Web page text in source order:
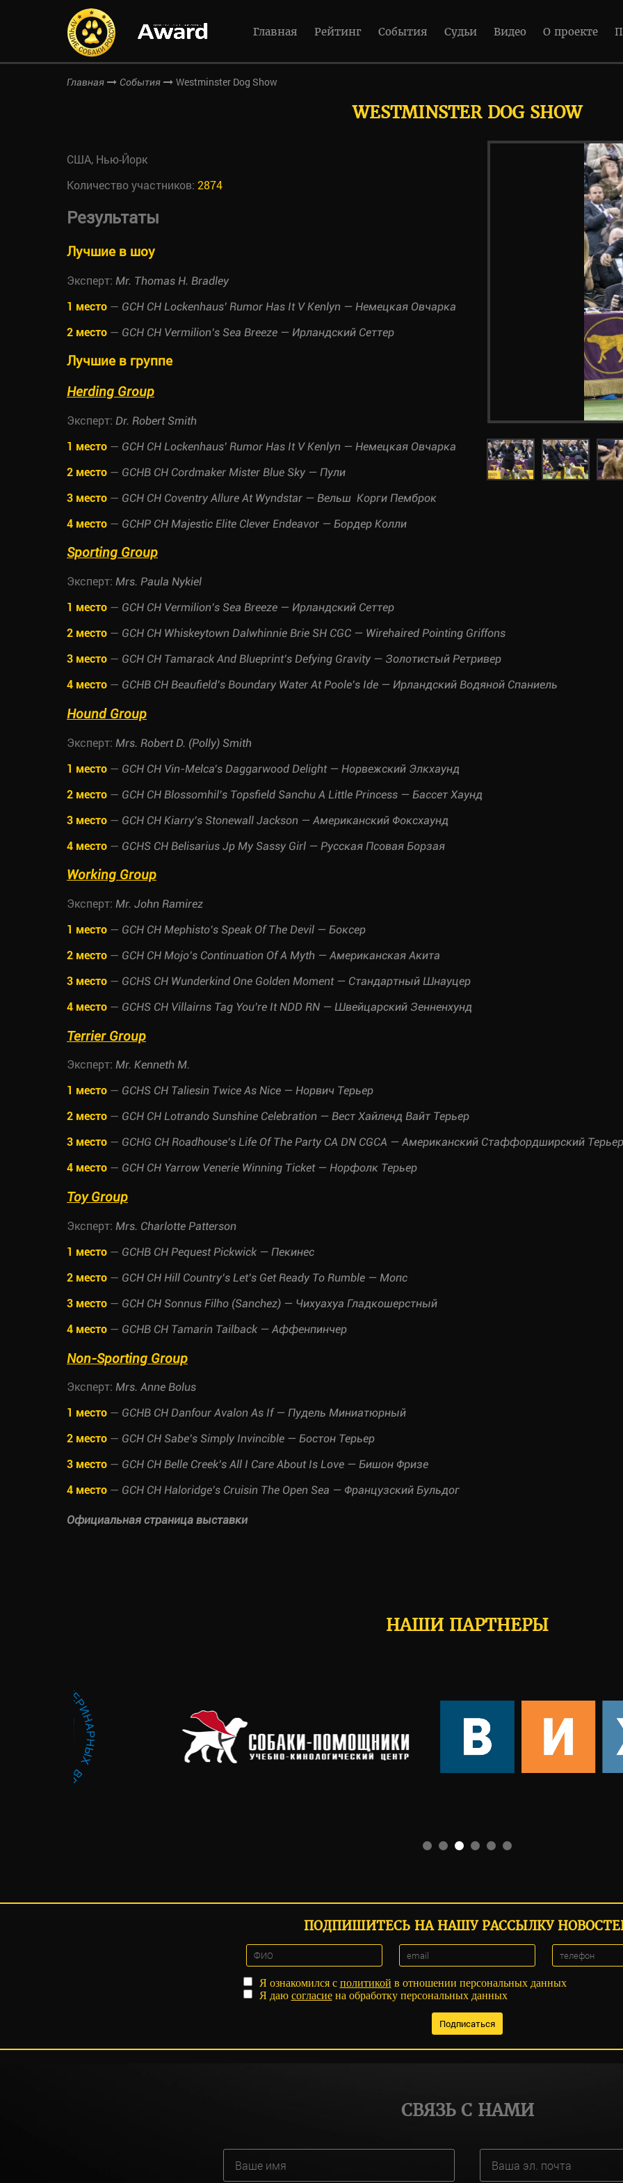
Главная Рейтинг События Судьи Видео О проекте
Главная События Westminster Dog Show
WESTMINSTER DOG SHOW
США, Нью-Йорк
Количество участников: 2874
Результаты
Лучшие в шоу
Эксперт: Mr. Thomas H. Bradley
1 место — GCH CH Lockenhaus’ Rumor Has It V Kenlyn — Немецкая Овчарка
2 место — GCH CH Vermilion’s Sea Breeze — Ирландский Сеттер
Лучшие в группе
Herding Group
Эксперт: Dr. Robert Smith
1 место — GCH CH Lockenhaus’ Rumor Has It V Kenlyn — Немецкая Овчарка
2 место — GCHB CH Cordmaker Mister Blue Sky — Пули
3 место — GCH CH Coventry Allure At Wyndstar — Вельш Корги Пемброк
4 место — GCHP CH Majestic Elite Clever Endeavor — Бордер Колли
Sporting Group
Эксперт: Mrs. Paula Nykiel
1 место — GCH CH Vermilion’s Sea Breeze — Ирландский Сеттер
2 место — GCH CH Whiskeytown Dalwhinnie Brie SH CGC — Wirehaired Pointing Griffons
3 место — GCH CH Tamarack And Blueprint’s Defying Gravity — Золотистый Ретривер
4 место — GCHB CH Beaufield’s Boundary Water At Poole’s Ide — Ирландский Водяной Спаниель
Hound Group
Эксперт: Mrs. Robert D. (Polly) Smith
1 место — GCH CH Vin-Melca’s Daggarwood Delight — Норвежский Элкхаунд
2 место — GCH CH Blossomhil’s Topsfield Sanchu A Little Princess — Бассет Хаунд
3 место — GCH CH Kiarry’s Stonewall Jackson — Американский Фоксхаунд
4 место — GCHS CH Belisarius Jp My Sassy Girl — Русская Псовая Борзая
Working Group
Эксперт: Mr. John Ramirez
1 место — GCH CH Mephisto’s Speak Of The Devil — Боксер
2 место — GCH CH Mojo’s Continuation Of A Myth — Американская Акита
3 место — GCHS CH Wunderkind One Golden Moment — Стандартный Шнауцер
4 место — GCHS CH Villairns Tag You’re It NDD RN — Швейцарский Зенненхунд
Terrier Group
Эксперт: Mr. Kenneth M.
1 место — GCHS CH Taliesin Twice As Nice — Норвич Терьер
2 место — GCH CH Lotrando Sunshine Celebration — Вест Хайленд Вайт Терьер
3 место — GCHG CH Roadhouse’s Life Of The Party CA DN CGCA — Американский Стаффордширский Терьер
4 место — GCH CH Yarrow Venerie Winning Ticket — Норфолк Терьер
Toy Group
Эксперт: Mrs. Charlotte Patterson
1 место — GCHB CH Pequest Pickwick — Пекинес
2 место — GCH CH Hill Country’s Let’s Get Ready To Rumble — Мопс
3 место — GCH CH Sonnus Filho (Sanchez) — Чихуахуа Гладкошерстный
4 место — GCHB CH Tamarin Tailback — Аффенпинчер
Non-Sporting Group
Эксперт: Mrs. Anne Bolus
1 место — GCHB CH Danfour Avalon As If — Пудель Миниатюрный
2 место — GCH CH Sabe’s Simply Invincible — Бостон Терьер
3 место — GCH CH Belle Creek’s All I Care About Is Love — Бишон Фризе
4 место — GCH CH Haloridge’s Cruisin The Open Sea — Французский Бульдог
Официальная страница выставки
НАШИ ПАРТНЕРЫ
ПОДПИШИТЕСЬ НА НАШУ РАССЫЛКУ
Я ознакомился с политикой в отношении персональных данных
Я даю согласиена обработку персональных данных
СВЯЗЬ С НАМИ